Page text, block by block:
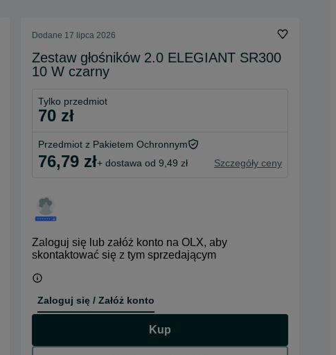
Dodane 17 lipca 2026
Zestaw głośników 2.0 ELEGIANT SR300
10 W czarny
Tylko przedmiot
70 zł
Przedmiot z Pakietem Ochronnym
76,79 zł+ dostawa od 9,49 zł Szczegóły ceny
Zaloguj się lub załóż konto na OLX, aby
skontaktować się z tym sprzedającym
Zaloguj się / Załóż konto
Kup